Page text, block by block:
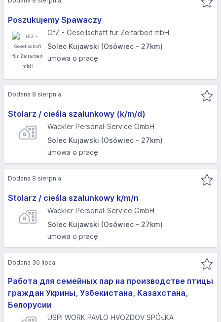
Poszukujemy Spawaczy
GfZ - Gesellschaft für Zeitarbeit mbH
Solec Kujawski (Osówiec - 27km)
umowa o pracę
Stolarz / cieśla szalunkowy (k/m/d)
Wackler Personal-Service GmbH
Solec Kujawski (Osówiec - 27km)
umowa o pracę
Dodana 8 sierpnia
Stolarz / cieśla szalunkowy k/m/n
Wackler Personal-Service GmbH
Solec Kujawski (Osówiec - 27km)
umowa o pracę
Dodana 8 sierpnia
Работа для семейных пар на производстве птицы
граждан Укрины, Узбекистана, Казахстана,
Белорусии
USPI WORK PAVLO HVOZDOV SPÓŁKA
Dodana 30 lipca